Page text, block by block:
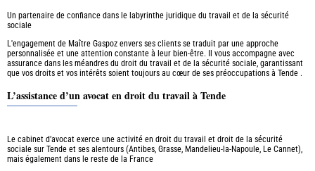
Un partenaire de confiance dans le labyrinthe juridique du travail et de la sécurité
sociale
L'engagement de Maître Gaspoz envers ses clients se traduit par une approche
personnalisée et une attention constante à leur bien-être. Il vous accompagne avec
assurance dans les méandres du droit du travail et de la sécurité sociale, garantissant
que vos droits et vos intérêts soient toujours au cœur de ses préoccupations à Tende .
L’assistance d’un avocat en droit du travail à Tende
Le cabinet d’avocat exerce une activité en droit du travail et droit de la sécurité
sociale sur Tende et ses alentours (Antibes, Grasse, Mandelieu-la-Napoule, Le Cannet),
mais également dans le reste de la France